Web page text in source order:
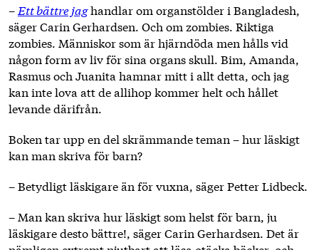
– Ett bättre jaghandlar om organstölder i Bangladesh,
säger Carin Gerhardsen. Och om zombies. Riktiga
zombies. Människor som är hjärndöda men hålls vid
någon form av liv för sina organs skull. Bim, Amanda,
Rasmus och Juanita hamnar mitt i allt detta, och jag
kan inte lova att de allihop kommer helt och hållet
levande därifrån.
Boken tar upp en del skrämmande teman – hur läskigt
kan man skriva för barn?
– Betydligt läskigare än för vuxna, säger Petter Lidbeck.
– Man kan skriva hur läskigt som helst för barn, ju
läskigare desto bättre!, säger Carin Gerhardsen. Det är